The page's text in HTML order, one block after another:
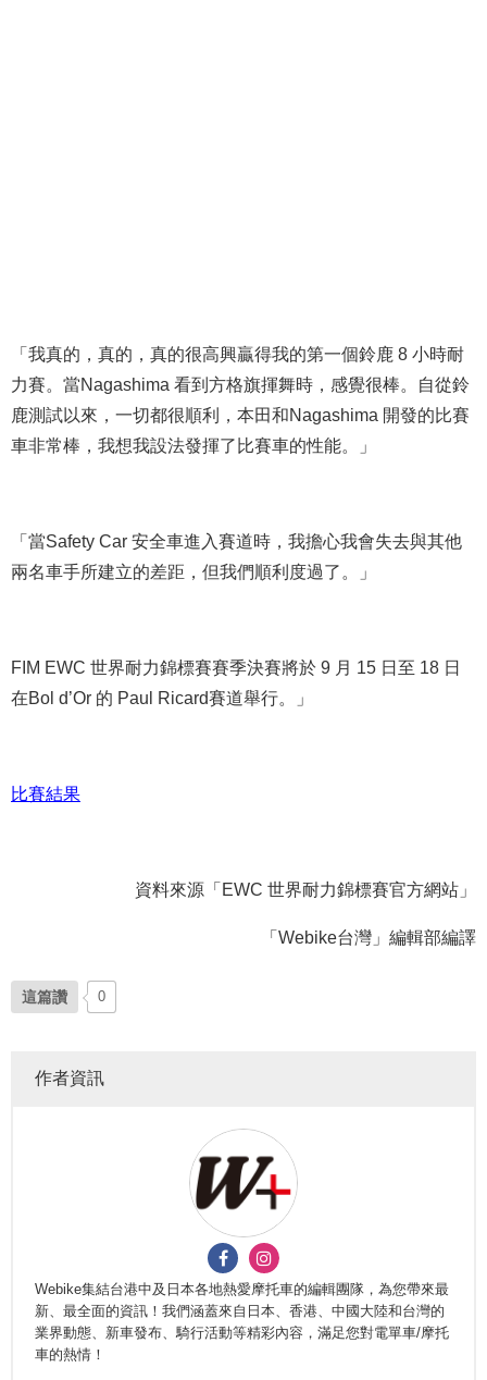
「我真的，真的，真的很高興贏得我的第一個鈴鹿 8 小時耐
力賽。當Nagashima 看到方格旗揮舞時，感覺很棒。自從鈴
鹿測試以來，一切都很順利，本田和Nagashima 開發的比賽
車非常棒，我想我設法發揮了比賽車的性能。」
「當Safety Car 安全車進入賽道時，我擔心我會失去與其他
兩名車手所建立的差距，但我們順利度過了。」
FIM EWC 世界耐力錦標賽賽季決賽將於 9 月 15 日至 18 日
在Bol d’Or 的 Paul Ricard賽道舉行。」
比賽結果
資料來源「EWC 世界耐力錦標賽官方網站」
「Webike台灣」編輯部編譯
這篇讚 0
作者資訊
Webike集結台港中及日本各地熱愛摩托車的編輯團隊，為您帶來最
新、最全面的資訊！我們涵蓋來自日本、香港、中國大陸和台灣的
業界動態、新車發布、騎行活動等精彩內容，滿足您對電單車/摩托
車的熱情！